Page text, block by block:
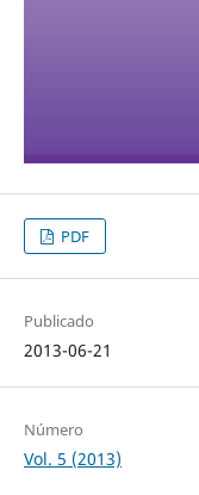
PDF
Publicado
2013-06-21
Número
Vol. 5 (2013)